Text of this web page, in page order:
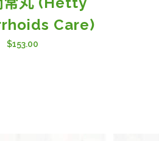
Care)
$153.00